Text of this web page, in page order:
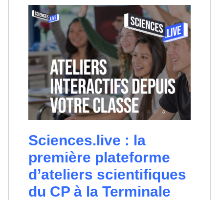
Sciences.live : la
première plateforme
d’ateliers scientifiques
du CP à la Terminale